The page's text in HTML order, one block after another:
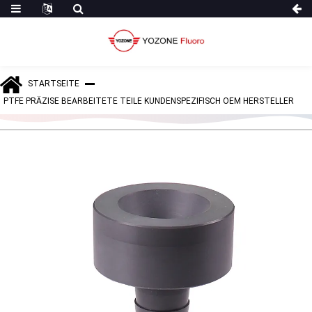
STARTSEITE
PTFE PRÄZISE BEARBEITETE TEILE KUNDENSPEZIFISCH OEM HERSTELLER